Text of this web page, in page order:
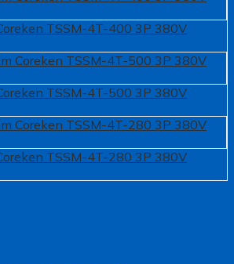
TSSM-4T-400 3P 380V
TSSM-4T-500 3P 380V
TSSM-4T-280 3P 380V